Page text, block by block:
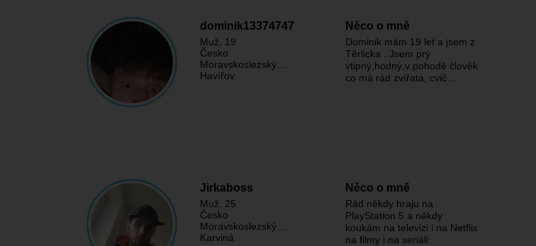
dominik13374747
Muž , 19
Česko
Moravskoslezský…
Havířov
Něco o mně
Dominik mám 19 let a jsem z
Těrlicka . Jsem prý
vtipný,hodný,v pohodě člověk
co má rád zvířata, cvič…
Jirkaboss
Muž , 25
Česko
Moravskoslezský…
Karviná
Něco o mně
Rád někdy hraju na
PlayStation 5 a někdy
koukám na televizi i na Netflix
na filmy i na seriáli